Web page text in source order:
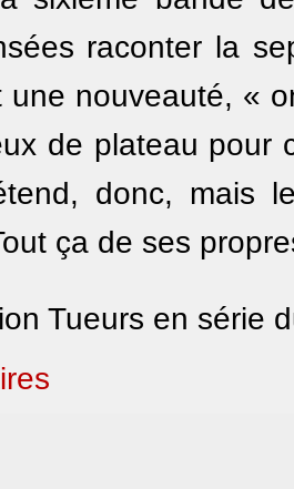
raconter la
une nouveauté, «
de plateau pour
donc, mais
ça de ses
Tueurs en série